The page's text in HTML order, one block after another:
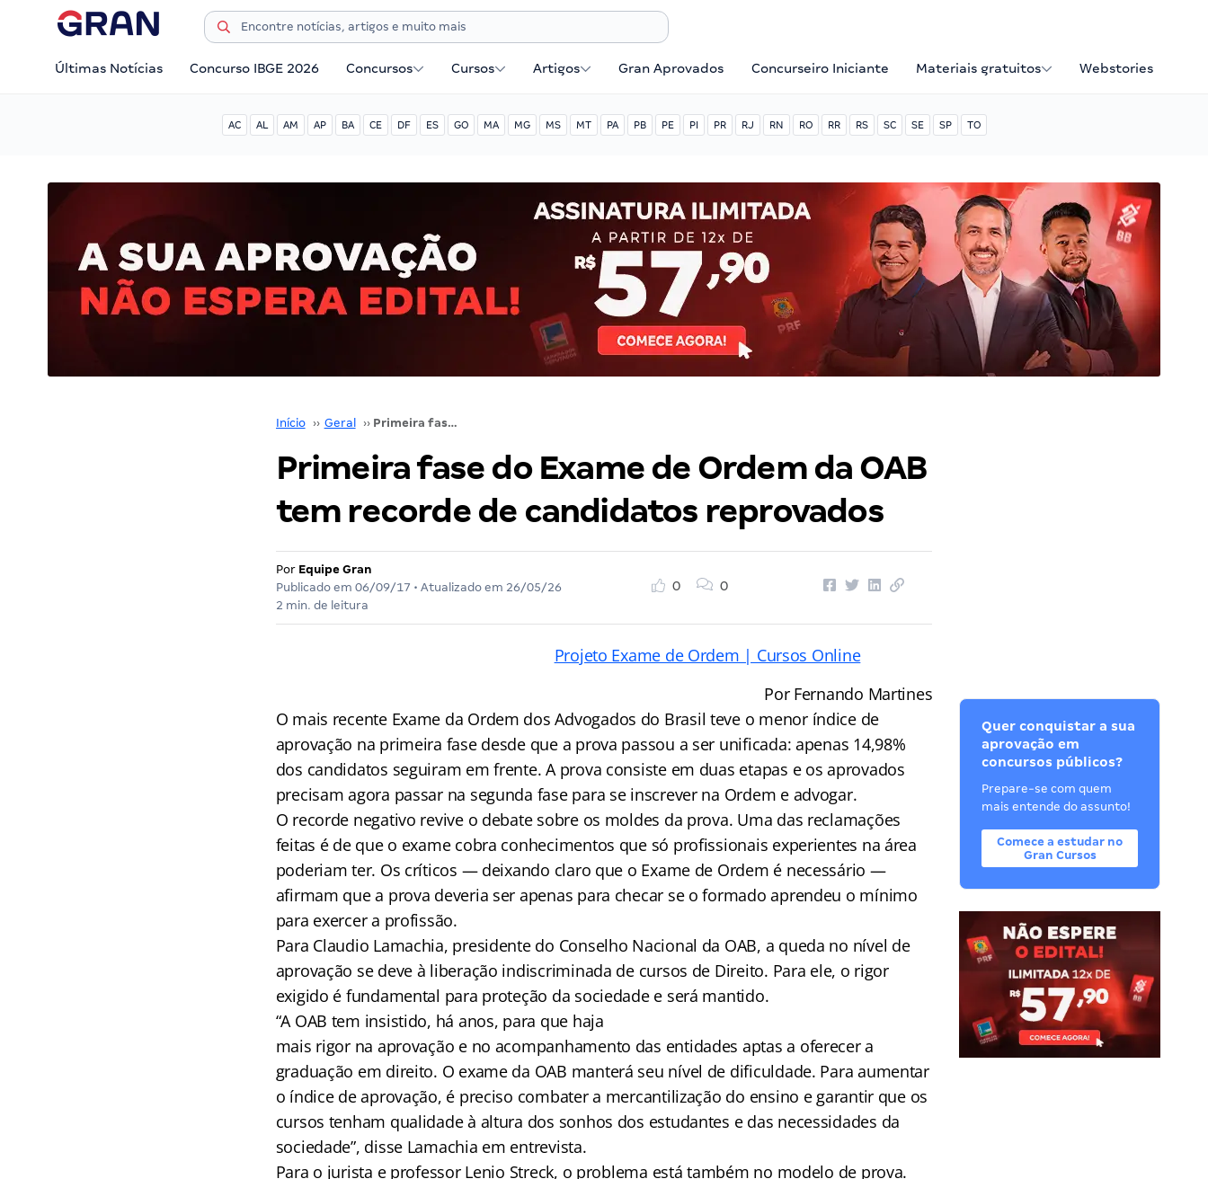
Últimas Notícias Concurso IBGE 2026 Concursos Cursos Artigos Gran Aprovados Concurseiro Iniciante Materiais gratuitos Webstories
AC AL AM AP BA CE DF ES GO MA MG MS MT PA PB PE PI PR RJ RN RO RR RS SC SE SP TO
Início ›› Geral ›› Primeira fase do Exame de Ordem da OAB tem recorde de candidatos reprovados
Primeira fase do Exame de Ordem da OAB
tem recorde de candidatos reprovados
Por Equipe Gran
Publicado em 06/09/17 • Atualizado em 26/05/26
2 min. de leitura
0 0
Projeto Exame de Ordem | Cursos Online
Por Fernando Martines
O mais recente Exame da Ordem dos Advogados do Brasil teve o menor índice de
aprovação na primeira fase desde que a prova passou a ser unificada: apenas 14,98%
dos candidatos seguiram em frente. A prova consiste em duas etapas e os aprovados
precisam agora passar na segunda fase para se inscrever na Ordem e advogar.
O recorde negativo revive o debate sobre os moldes da prova. Uma das reclamações
feitas é de que o exame cobra conhecimentos que só profissionais experientes na área
poderiam ter. Os críticos — deixando claro que o Exame de Ordem é necessário —
afirmam que a prova deveria ser apenas para checar se o formado aprendeu o mínimo
para exercer a profissão.
Para Claudio Lamachia, presidente do Conselho Nacional da OAB, a queda no nível de
aprovação se deve à liberação indiscriminada de cursos de Direito. Para ele, o rigor
exigido é fundamental para proteção da sociedade e será mantido.
“A OAB tem insistido, há anos, para que haja
mais rigor na aprovação e no acompanhamento das entidades aptas a oferecer a
graduação em direito. O exame da OAB manterá seu nível de dificuldade. Para aumentar
o índice de aprovação, é preciso combater a mercantilização do ensino e garantir que os
cursos tenham qualidade à altura dos sonhos dos estudantes e das necessidades da
sociedade”, disse Lamachia em entrevista.
Para o jurista e professor Lenio Streck, o problema está também no modelo de prova.
Quer conquistar a sua
aprovação em
concursos públicos?
Prepare-se com quem
mais entende do assunto!
Comece a estudar no
Gran Cursos